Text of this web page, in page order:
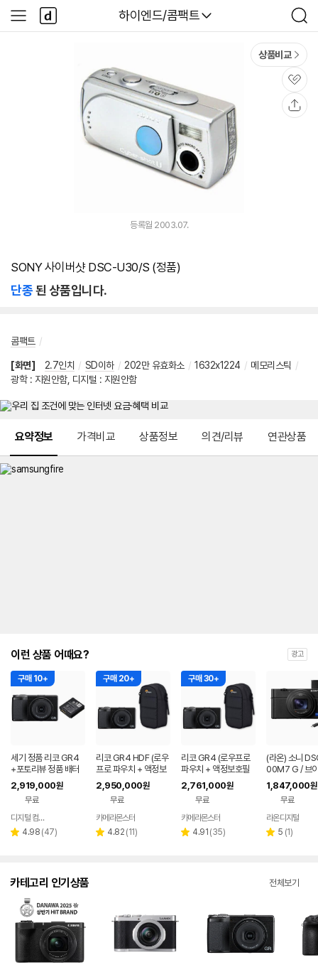
다나와
하이엔드/콤팩트
검
색
사
이
다
나
와
상품비교
관
심
등록월 2003.07.
SONY 사이버샷 DSC-U30/S (정품)
단종된 상품입니다.
콤팩트 /
[화면] 2.7인치 / SD이하 / 202만 유효화소 / 1632x1224 / 메모리스틱 /
광학 : 지원안함, 디지털 : 지원안함
요약정보 가격비교 상품정보 의견/리뷰 연관상품
이런 상품 어때요? 광고
구매 10+
세기 정품 리코 GR4
+포토리뷰 정품 배터
리 (세기몰 정품보유)
2,919,000원
무료
페이
디지털 컴온탑
별 4.98 리
(47)
구매 20+
리코 GR4 HDF (로우
프로 파우치 + 액정보
호필름+ 리더기 포함)
2,950,000원
무료
카메라몬스터
별 4.82 리
(11)
구매 30+
리코 GR4 (로우프로
파우치 + 액정보호필
름+ 리더기 포함)
2,761,000원
무료
페이
카메라몬스터
별 4.91 리
(35)
(라온) 소니
00M7 G / 브
그립 킷 청소킷
1,847,000원
무료
라온디지털
별 5 리
(1)
카테고리 인기상품 전체보기